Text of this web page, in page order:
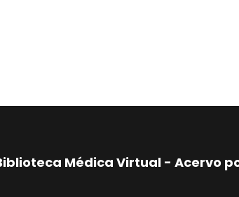
Médica Virtual - Acervo